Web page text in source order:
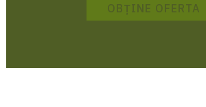
OBȚINE OFERTA